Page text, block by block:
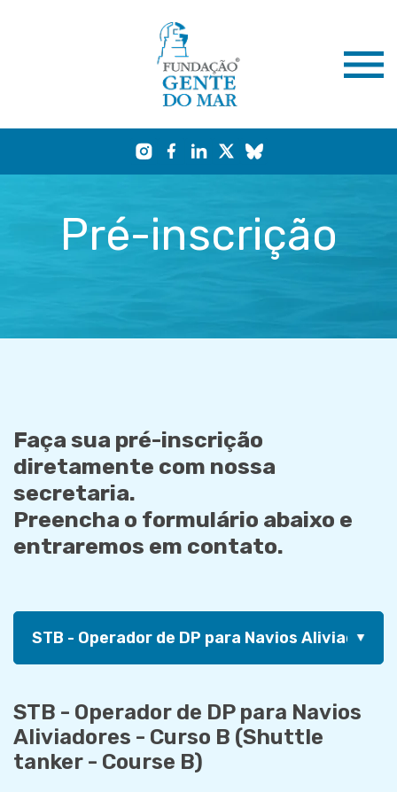
Pré-inscrição
Faça sua pré-inscrição
diretamente com nossa
secretaria.
Preencha o formulário abaixo e
entraremos em contato.
STB - Operador de DP para Navios
Aliviadores - Curso B (Shuttle
tanker - Course B)